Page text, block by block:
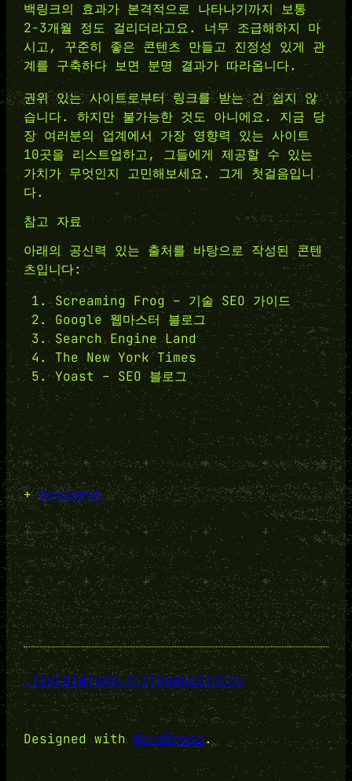
백링크의 효과가 본격적으로 나타나기까지 보통
2-3개월 정도 걸리더라고요. 너무 조급해하지 마
시고, 꾸준히 좋은 콘텐츠 만들고 진정성 있게 관
계를 구축하다 보면 분명 결과가 따라옵니다.
권위 있는 사이트로부터 링크를 받는 건 쉽지 않
습니다. 하지만 불가능한 것도 아니에요. 지금 당
장 여러분의 업계에서 가장 영향력 있는 사이트
10곳을 리스트업하고, 그들에게 제공할 수 있는
가치가 무엇인지 고민해보세요. 그게 첫걸음입니
다.
참고 자료
아래의 공신력 있는 출처를 바탕으로 작성된 콘텐
츠입니다:
Screaming Frog – 기술 SEO 가이드
Google 웹마스터 블로그
Search Engine Land
The New York Times
Yoast – SEO 블로그
+ + + + +
+
+Business
+ + + + + +
+ + + + + +
LINKEDINTUMBLRGITHUBMASTODON
Designed withWordPress.